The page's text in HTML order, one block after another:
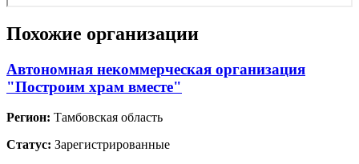
Похожие организации
Автономная некоммерческая организация
"Построим храм вместе"
Регион: Тамбовская область
Статус: Зарегистрированные